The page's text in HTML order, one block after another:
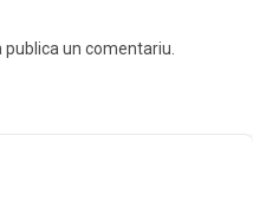
publica un comentariu.